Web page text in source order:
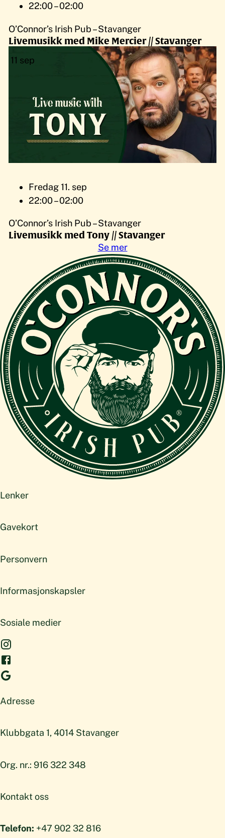
22:00 – 02:00
O’Connor’s Irish Pub – Stavanger
Livemusikk med Mike Mercier // Stavanger
11 sep
Fredag 11. sep
22:00 – 02:00
O’Connor’s Irish Pub – Stavanger
Livemusikk med Tony // Stavanger
Se mer
Lenker
Gavekort
Personvern
Informasjonskapsler
Sosiale medier
Adresse
Klubbgata 1, 4014 Stavanger
Org. nr.: 916 322 348
Kontakt oss
Telefon: +47 902 32 816